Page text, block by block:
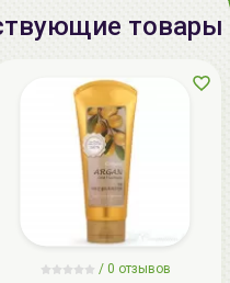
Наталья Петровна,
Беларусь,
ул.Радужная 4/1-
E-mail:
товары
/ 0 отзывов